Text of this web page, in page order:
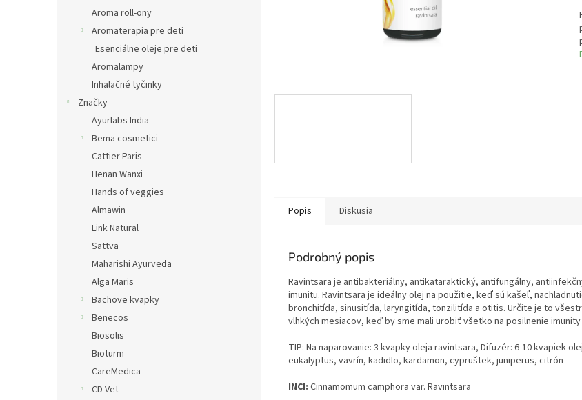
Aroma roll-ony
Aromaterapia pre deti
Esenciálne oleje pre deti
Aromalampy
Inhalačné tyčinky
Značky
Ayurlabs India
Bema cosmetici
Cattier Paris
Henan Wanxi
Hands of veggies
Almawin
Link Natural
Sattva
Maharishi Ayurveda
Alga Maris
Bachove kvapky
Benecos
Biosolis
Bioturm
CareMedica
CD Vet
Popis Diskusia
Podrobný popis
Ravintsara je antibakteriálny, antikataraktický, antifungálny,
imunitu. Ravintsara je ideálny olej na použitie, keď sú kašeľ,
bronchitída, sinusitída, laryngitída, tonzilitída a otitis. Určite je to
vlhkých mesiacov, keď by sme mali urobiť všetko na posilnenie
TIP: Na naparovanie: 3 kvapky oleja ravintsara, Difuzér: 6-10 kvapiek
eukalyptus, vavrín, kadidlo, kardamon, cypruštek, juniperus, citrón
INCI: Cinnamomum camphora var. Ravintsara